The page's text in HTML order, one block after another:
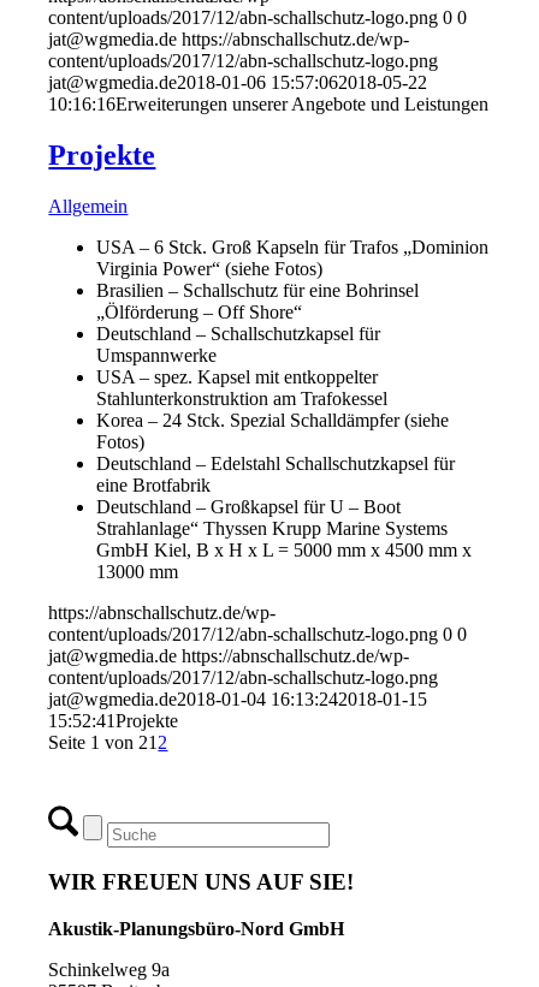
content/uploads/2017/12/abn-schallschutz-logo.png 0 0
jat@wgmedia.de https://abnschallschutz.de/wp-
content/uploads/2017/12/abn-schallschutz-logo.png
jat@wgmedia.de2018-01-06 15:57:062018-05-22
10:16:16Erweiterungen unserer Angebote und Leistungen
Projekte
Allgemein
USA – 6 Stck. Groß Kapseln für Trafos „Dominion
Virginia Power“ (siehe Fotos)
Brasilien – Schallschutz für eine Bohrinsel
„Ölförderung – Off Shore“
Deutschland – Schallschutzkapsel für
Umspannwerke
USA – spez. Kapsel mit entkoppelter
Stahlunterkonstruktion am Trafokessel
Korea – 24 Stck. Spezial Schalldämpfer (siehe
Fotos)
Deutschland – Edelstahl Schallschutzkapsel für
eine Brotfabrik
Deutschland – Großkapsel für U – Boot
Strahlanlage“ Thyssen Krupp Marine Systems
GmbH Kiel, B x H x L = 5000 mm x 4500 mm x
13000 mm
https://abnschallschutz.de/wp-
content/uploads/2017/12/abn-schallschutz-logo.png 0 0
jat@wgmedia.de https://abnschallschutz.de/wp-
content/uploads/2017/12/abn-schallschutz-logo.png
jat@wgmedia.de2018-01-04 16:13:242018-01-15
15:52:41Projekte
Seite 1 von 21 2
WIR FREUEN UNS AUF SIE!
Akustik-Planungsbüro-Nord GmbH
Schinkelweg 9a